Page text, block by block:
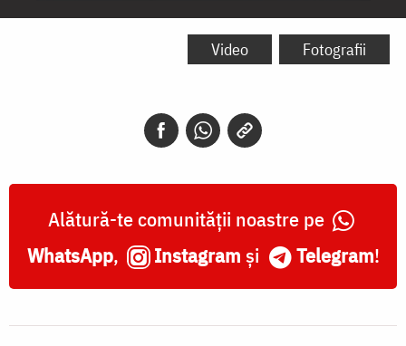
Icoana
Video Fotografii
Alătură-te comunității noastre pe
WhatsApp, Instagram și Telegram!